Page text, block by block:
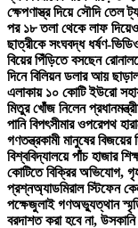
ক্ষেপণাস্ত্র দিয়ে সৌদি তেল
পর ১৮ তলা থেকে লাফ
ছাত্রীকে সংঘবদ্ধ ধর্ষণ-
বিয়ের পিঁড়িতে বসছেন
দিনে বিলিয়ন ডলার আয়
এলাকায় ১০ কোটি ইউরো
মিতুর খোঁজ নিলেন প্রধানমন্ত্রী
পানি বিপৎসীমার ওপরেপথ
গণতন্ত্রকামী মানুষের বিজয়ের
বিশ্ববিদ্যালয়ে পাঁচ হাজার
কোটিতে বিক্রির অভিযোগ,
প্রশ্নঅ্যাডমিরাল স্টিফেন
পক্ষেজুলাই গণঅভ্যুত্থান
বরদাশত করা হবে না, উসকানি